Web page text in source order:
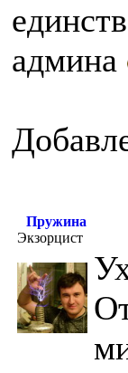
админа
Пружина
Экзорцист